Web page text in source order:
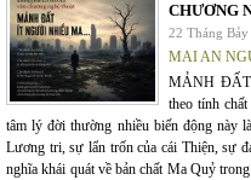
CHƯƠNG
22 Tháng Bảy
MAI AN
MẢNH
theo tính
tâm lý đời thường nhiều biến động này
Lương tri, sự lẩn trốn của cái Thiện, sự
nghĩa khái quát về bản chất Ma Quỷ